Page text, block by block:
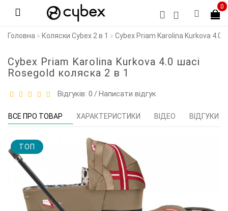
0
Головна Коляски Cybex 2 в 1 Cybex Priam Karolina Kurkova 4.0
Cybex Priam Karolina Kurkova 4.0 шасі
Rosegold коляска 2 в 1
Відгуків: 0 /Написати відгук
ВСЕ ПРО ТОВАР ХАРАКТЕРИСТИКИ ВІДЕО ВІДГУКИ
TOП